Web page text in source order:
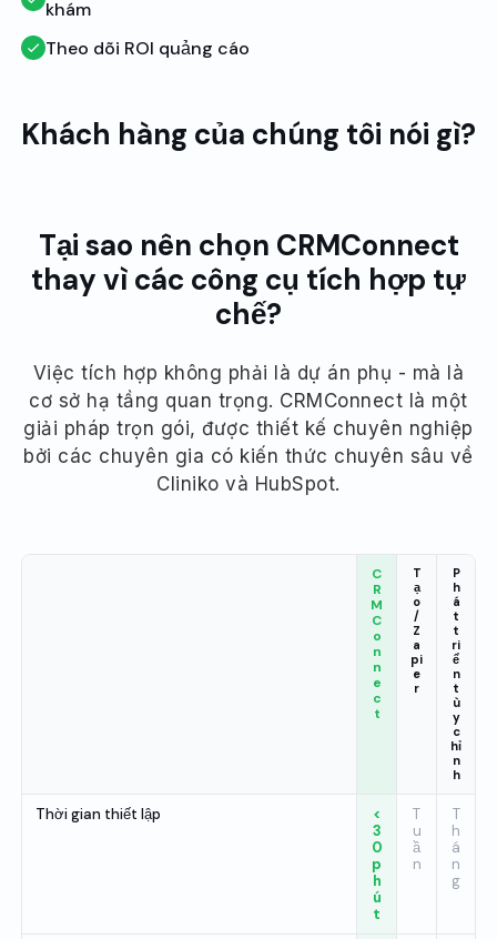
khám
Theo dõi ROI quảng cáo
Khách hàng của chúng tôi nói gì?
Tại sao nên chọn CRMConnect
thay vì các công cụ tích hợp tự
chế?
Việc tích hợp không phải là dự án phụ - mà là
cơ sở hạ tầng quan trọng. CRMConnect là một
giải pháp trọn gói, được thiết kế chuyên nghiệp
bởi các chuyên gia có kiến thức chuyên sâu về
Cliniko và HubSpot.
C
R
M
C
o
n
n
e
c
t
T
ạ
o
/
Z
a
pi
e
r
P
h
á
t
t
ri
ể
n
t
ù
y
c
hỉ
n
h
Thời gian thiết lập
<
3
0
p
h
ú
t
T
u
ầ
n
T
h
á
n
g